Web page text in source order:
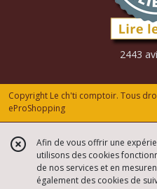
2443
Copyright Le ch'ti comptoir. Tous
eProShopping
Afin de vous offrir une
utilisons des cookies
de nos services et en
également des cookies de